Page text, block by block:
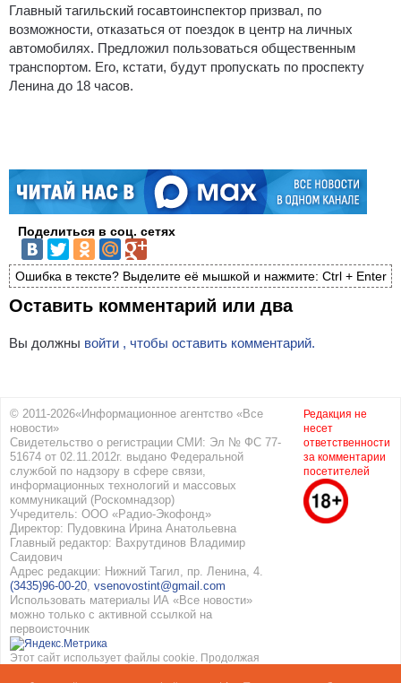
Главный тагильский госавтоинспектор призвал, по
возможности, отказаться от поездок в центр на личных
автомобилях. Предложил пользоваться общественным
транспортом. Его, кстати, будут пропускать по проспекту
Ленина до 18 часов.
Поделиться в соц. сетях
Ошибка в тексте? Выделите её мышкой и нажмите: Ctrl + Enter
Оставить комментарий или два
Вы должны войти , чтобы оставить комментарий.
© 2011-2026«Информационное агентство «Все
новости»
Свидетельство о регистрации СМИ: Эл № ФС 77-
51674 от 02.11.2012г. выдано Федеральной
службой по надзору в сфере связи,
информационных технологий и массовых
коммуникаций (Роскомнадзор)
Учредитель: ООО «Радио-Экофонд»
Директор: Пудовкина Ирина Анатольевна
Главный редактор: Вахрутдинов Владимир
Саидович
Адрес редакции: Нижний Тагил, пр. Ленина, 4.
(3435)96-00-20, vsenovostint@gmail.com
Использовать материалы ИА «Все новости»
можно только с активной ссылкой на
первоисточник
Этот сайт использует файлы cookie. Продолжая
Редакция не
несет
ответственности
за комментарии
посетителей